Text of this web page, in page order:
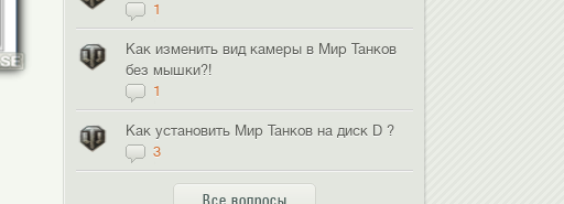
1
Как изменить вид камеры в Мир Танков
без мышки?!
1
Как установить Мир Танков на диск D ?
3